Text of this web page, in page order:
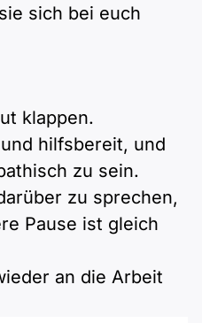
sich bei euch
klappen.
hilfsbereit, und
zu sein.
zu sprechen,
Pause ist gleich
an die Arbeit